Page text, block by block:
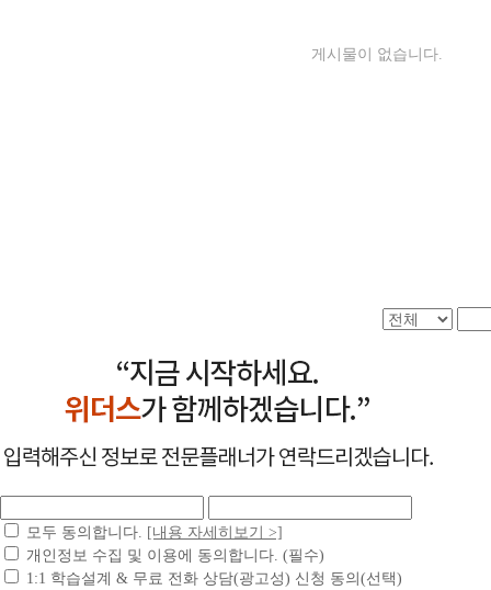
게시물이 없습니다.
모두 동의합니다.
[내용 자세히보기 >]
개인정보 수집 및 이용에 동의합니다. (필수)
1:1 학습설계 & 무료 전화 상담(광고성) 신청 동의(선택)